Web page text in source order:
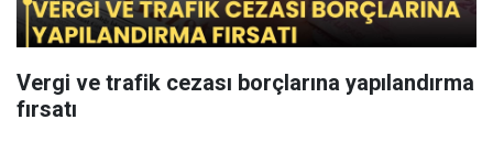
Vergi ve trafik cezası borçlarına yapılandırma
fırsatı